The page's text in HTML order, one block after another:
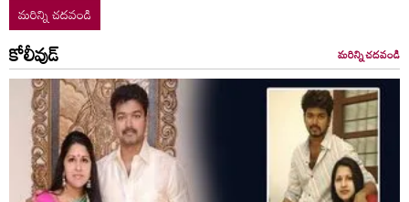
మరిన్ని చదవండి
కోలీవుడ్ మరిన్ని చదవండి